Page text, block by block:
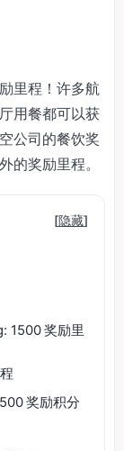
里程！许多航
用餐都可以获
公司的餐饮奖
的奖励里程。
[隐藏]
1500 奖励里
奖励积分